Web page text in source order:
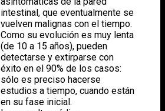
intestinal, que eventualmente se
vuelven malignas con el tiempo.
Como su evolución es muy lenta
(de 10 a 15 años), pueden
detectarse y extirparse con
éxito en el 90% de los casos:
sólo es preciso hacerse
estudios a tiempo, cuando están
en su fase inicial.